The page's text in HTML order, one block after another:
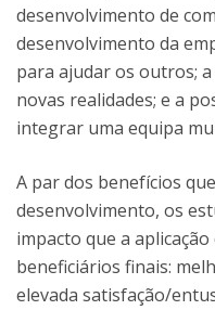
desenvolvimento de
desenvolvimento da
para ajudar os outros;
novas realidades; e a
integrar uma equipa
A par dos benefícios
desenvolvimento, os
impacto que a
beneficiários finais:
elevada satisfação/